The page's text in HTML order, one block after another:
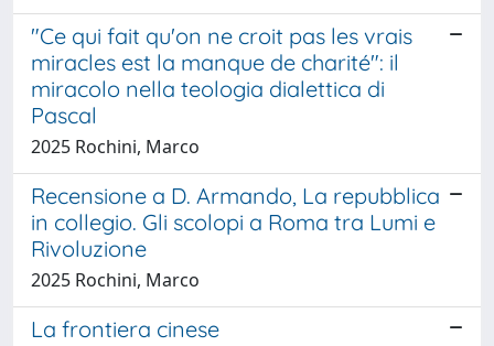
"Ce qui fait qu'on ne croit pas les vrais
miracles est la manque de charité": il
miracolo nella teologia dialettica di
Pascal
2025 Rochini, Marco
Recensione a D. Armando, La repubblica
in collegio. Gli scolopi a Roma tra Lumi e
Rivoluzione
2025 Rochini, Marco
La frontiera cinese